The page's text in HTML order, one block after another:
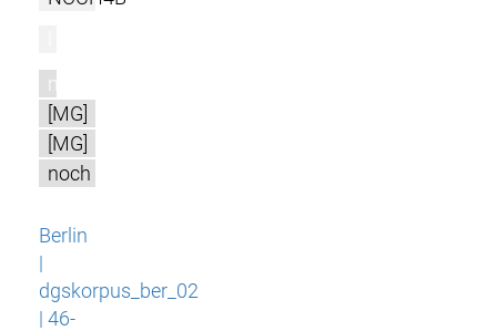
m
[MG]
[MG]
noch
Berlin
|
dgskorpus_ber_02
| 46-